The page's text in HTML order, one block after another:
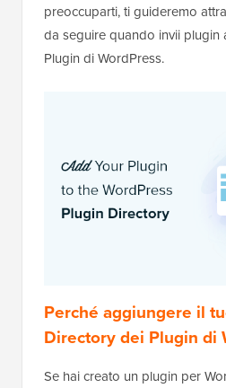
preoccuparti, ti guideremo
da seguire quando invii plugin
Plugin di WordPress.
Perché aggiungere il
Directory dei Plugin di
Se hai creato un plugin per